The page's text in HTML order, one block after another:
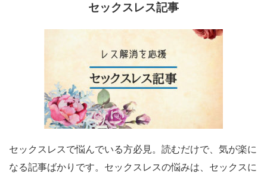
セックスレス記事
セックスレスで悩んでいる方必見。読むだけで、気が楽に
なる記事ばかりです。セックスレスの悩みは、セックスに